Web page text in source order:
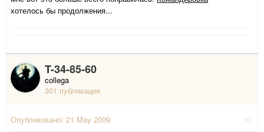
хотелось бы продолжения...
T-34-85-60
collega
301 публикация
Опубликовано: 21 May 2009